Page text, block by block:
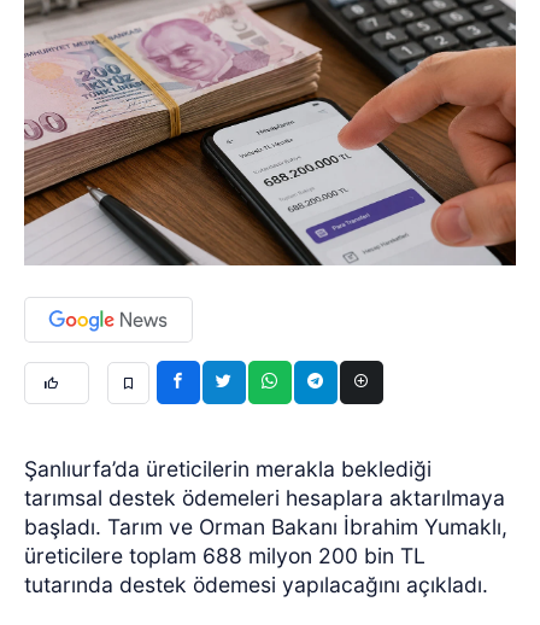
Şanlıurfa’da üreticilerin merakla beklediği
tarımsal destek ödemeleri hesaplara aktarılmaya
başladı. Tarım ve Orman Bakanı İbrahim Yumaklı,
üreticilere toplam 688 milyon 200 bin TL
tutarında destek ödemesi yapılacağını açıkladı.